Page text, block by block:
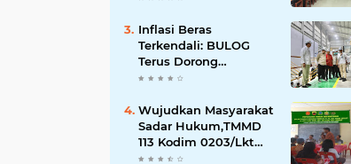
TNI di Jatikarya
Inflasi Beras
Terkendali: BULOG
Terus Dorong
Perluasan Jaringan
Turun di Ratusan
Daerah
Wujudkan Masyarakat
Sadar Hukum,TMMD
113 Kodim 0203/Lkt
Gelar Penyuluhan